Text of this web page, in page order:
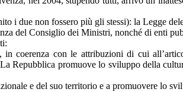
i due non fossero più gli stessi): la Legge
del Consiglio dei Ministri, nonché di enti
coerenza con le attribuzioni di cui
Repubblica promuove lo sviluppo della
e del suo territorio e a promuovere lo